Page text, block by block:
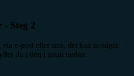
Steg 2
e-post eller sms, det kan ta några
du i den i rutan nedan.